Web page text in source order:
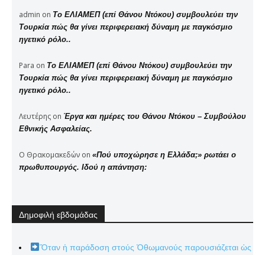
admin on Το ΕΛΙΑΜΕΠ (επί Θάνου Ντόκου) συμβουλεύει την
Τουρκία πώς θα γίνει περιφερειακή δύναμη με παγκόσμιο
ηγετικό ρόλο..
Para on Το ΕΛΙΑΜΕΠ (επί Θάνου Ντόκου) συμβουλεύει την
Τουρκία πώς θα γίνει περιφερειακή δύναμη με παγκόσμιο
ηγετικό ρόλο..
Λευτέρης on Έργα και ημέρες του Θάνου Ντόκου – Συμβούλου
Εθνικής Ασφαλείας.
Ο Θρακομακεδών on «Πού υποχώρησε η Ελλάδα;» ρωτάει ο
πρωθυπουργός. Ιδού η απάντηση:
Δημοφιλή εβδομάδας
Ὅταν ἡ παράδοση στούς Ὀθωμανούς παρουσιάζεται ὡς